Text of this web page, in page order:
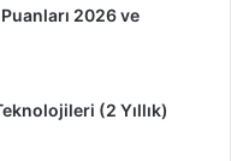
2026 ve
(2 Yıllık)